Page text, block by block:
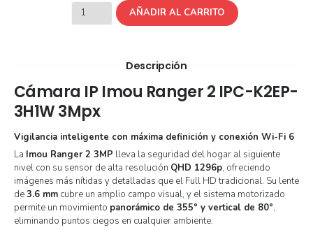
AÑADIR AL CARRITO
Descripción
Cámara IP Imou Ranger 2 IPC-K2EP-
3H1W 3Mpx
Vigilancia inteligente con máxima definición y conexión Wi-Fi 6
La Imou Ranger 2 3MP lleva la seguridad del hogar al siguiente
nivel con su sensor de alta resolución QHD 1296p, ofreciendo
imágenes más nítidas y detalladas que el Full HD tradicional. Su lente
de3.6 mmcubre un amplio campo visual, y el sistema motorizado
permite un movimiento panorámico de 355° y vertical de 80°,
eliminando puntos ciegos en cualquier ambiente.